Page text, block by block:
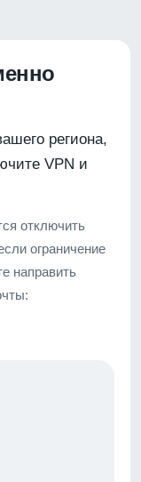
региона,
VPN и
отключить
ограничение
направить